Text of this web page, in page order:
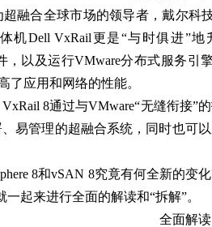
合全球市场的领导者，戴尔科
机Dell VxRail更是“与时俱进”
，以及运行VMware分布式服务
了应用和网络的性能。
8通过与VMware“无缝衔接”
易管理的超融合系统，同时也可
8和vSAN 8究竟有何全新的变
起来进行全面的解读和“拆解”。
全面解读